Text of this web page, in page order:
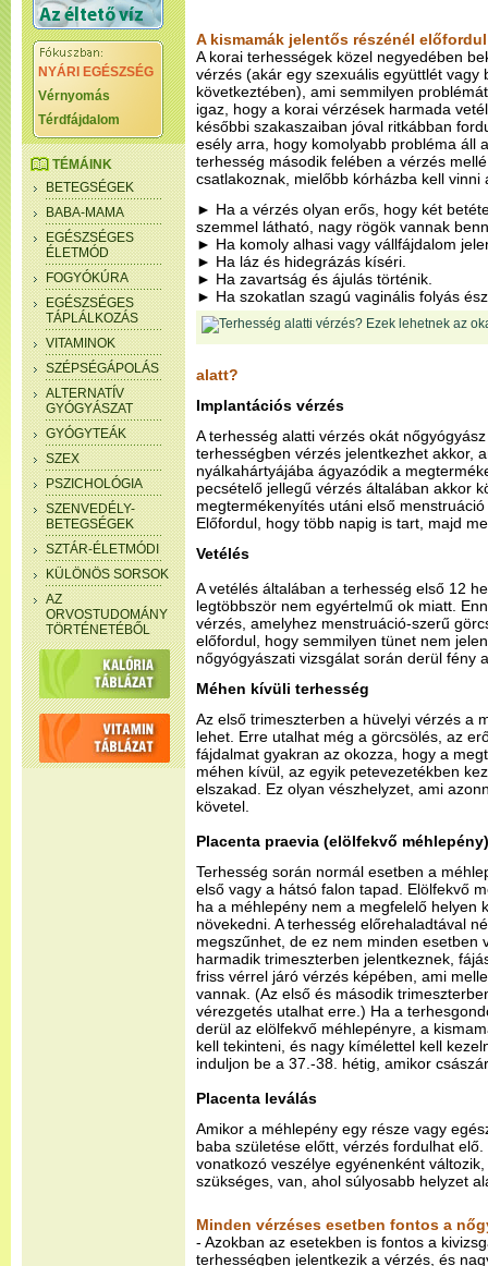
NYÁRI EGÉSZSÉG
Vérnyomás
Térdfájdalom
TÉMÁINK
BETEGSÉGEK
BABA-MAMA
EGÉSZSÉGES
ÉLETMÓD
FOGYÓKÚRA
EGÉSZSÉGES
TÁPLÁLKOZÁS
VITAMINOK
SZÉPSÉGÁPOLÁS
ALTERNATÍV
GYÓGYÁSZAT
GYÓGYTEÁK
SZEX
PSZICHOLÓGIA
SZENVEDÉLY-
BETEGSÉGEK
SZTÁR-ÉLETMÓDI
KÜLÖNÖS SORSOK
AZ
ORVOSTUDOMÁNY
TÖRTÉNETÉBŐL
A kismamák jelentős részénél
A korai terhességek közel negyedében
vérzés (akár egy szexuális együttlét vagy
következtében), ami semmilyen
igaz, hogy a korai vérzések harmada
későbbi szakaszaiban jóval ritkábban
esély arra, hogy komolyabb probléma áll
terhesség második felében a vérzés
csatlakoznak, mielőbb kórházba kell
► Ha a vérzés olyan erős, hogy két
szemmel látható, nagy rögök vannak
► Ha komoly alhasi vagy vállfájdalom
► Ha láz és hidegrázás kíséri.
► Ha zavartság és ájulás történik.
► Ha szokatlan szagú vaginális folyás
alatt?
Implantációs vérzés
A terhesség alatti vérzés okát
terhességben vérzés jelentkezhet akkor,
nyálkahártyájába ágyazódik a
pecsételő jellegű vérzés általában akkor
megtermékenyítés utáni első
Előfordul, hogy több napig is tart, majd
Vetélés
A vetélés általában a terhesség első 12
legtöbbször nem egyértelmű ok miatt.
vérzés, amelyhez menstruáció-szerű
előfordul, hogy semmilyen tünet nem
nőgyógyászati vizsgálat során derül fény
Méhen kívüli terhesség
Az első trimeszterben a hüvelyi vérzés a
lehet. Erre utalhat még a görcsölés, az
fájdalmat gyakran az okozza, hogy a
méhen kívül, az egyik petevezetékben
elszakad. Ez olyan vészhelyzet, ami
követel.
Placenta praevia (elölfekvő méhlepény)
Terhesség során normál esetben a
első vagy a hátsó falon tapad. Elölfekvő
ha a méhlepény nem a megfelelő helyen
növekedni. A terhesség előrehaladtával
megszűnhet, de ez nem minden esetben
harmadik trimeszterben jelentkeznek,
friss vérrel járó vérzés képében, ami
vannak. (Az első és második
vérezgetés utalhat erre.) Ha a
derül az elölfekvő méhlepényre, a
kell tekinteni, és nagy kímélettel kell
induljon be a 37.-38. hétig, amikor
Placenta leválás
Amikor a méhlepény egy része vagy
baba születése előtt, vérzés fordulhat
vonatkozó veszélye egyénenként
szükséges, van, ahol súlyosabb helyzet
Minden vérzéses esetben fontos a
- Azokban az esetekben is fontos a
terhességben jelentkezik a vérzés, és